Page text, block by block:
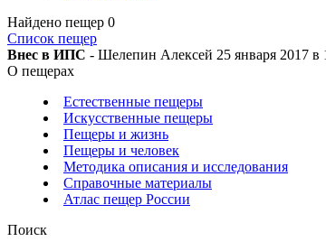
Найдено пещер 0
Список пещер
Внес в ИПС - Шелепин Алексей 25 января 2017 в
О пещерах
Естественные пещеры
Искусственные пещеры
Пещеры и жизнь
Пещеры и человек
Методика описания и исследования
Справочные материалы
Атлас пещер России
Поиск